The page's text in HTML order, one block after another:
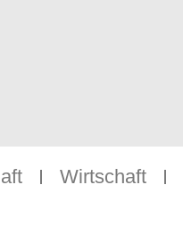
Wirtschaft